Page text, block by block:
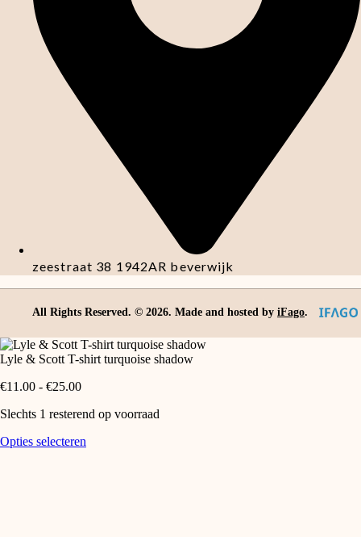
zeestraat 38 1942AR beverwijk
All Rights Reserved. © 2026. Made and hosted by iFago.
Lyle & Scott T-shirt turquoise shadow
€11.00 - €25.00Prijsklasse:
tot
Slechts 1 resterend op voorraad
Lyle
Opties selecteren